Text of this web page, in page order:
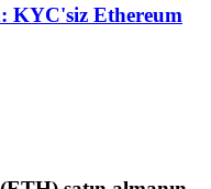
KYC'siz Ethereum